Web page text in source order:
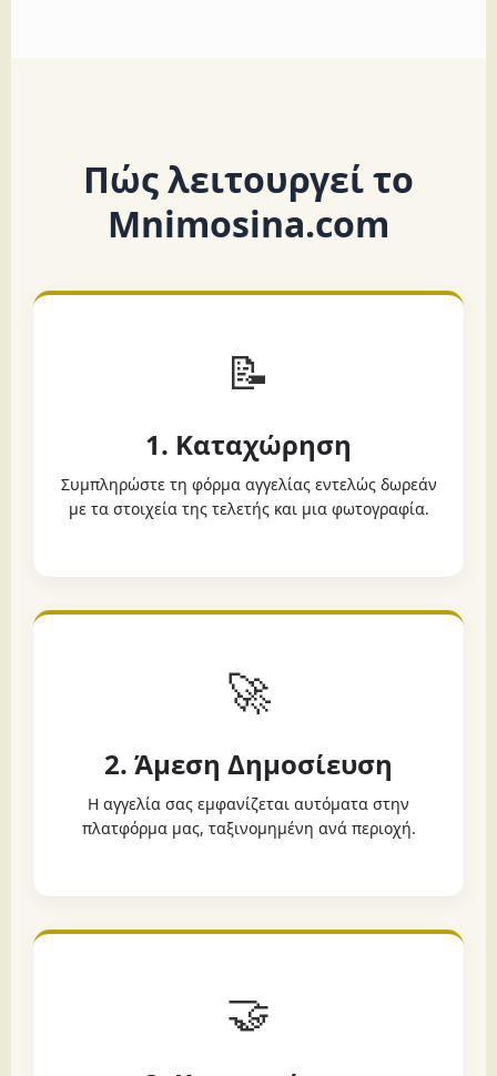
Πώς λειτουργεί το
Mnimosina.com
📝
1. Καταχώρηση
Συμπληρώστε τη φόρμα αγγελίας εντελώς δωρεάν
με τα στοιχεία της τελετής και μια φωτογραφία.
🚀
2. Άμεση Δημοσίευση
Η αγγελία σας εμφανίζεται αυτόματα στην
πλατφόρμα μας, ταξινομημένη ανά περιοχή.
🤝